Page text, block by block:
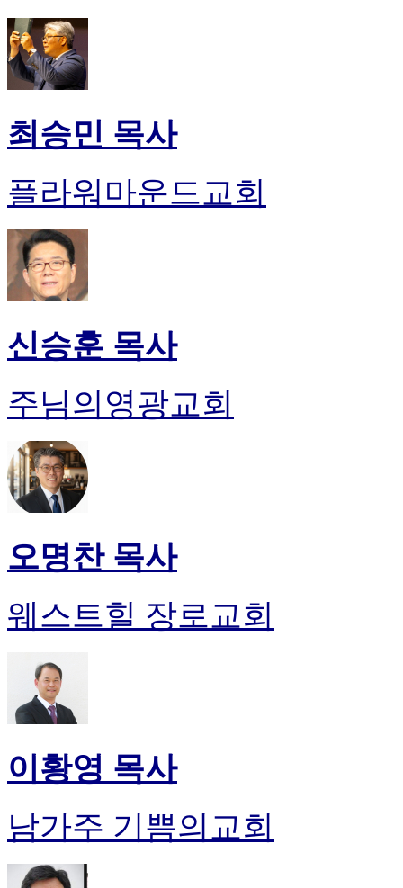
최승민 목사
플라워마운드교회
신승훈 목사
주님의영광교회
오명찬 목사
웨스트힐 장로교회
이황영 목사
남가주 기쁨의교회